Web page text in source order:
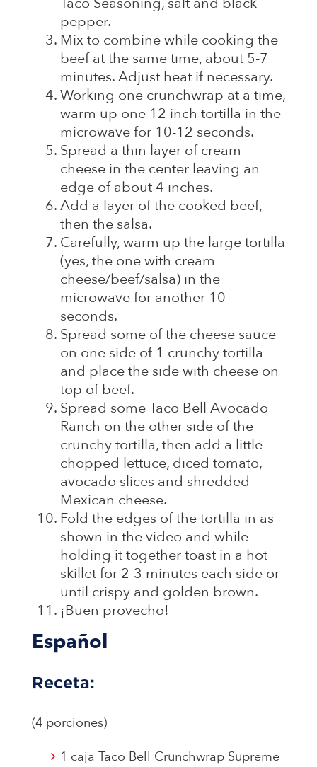
pepper.
Mix to combine while cooking the
beef at the same time, about 5-7
minutes. Adjust heat if necessary.
Working one crunchwrap at a time,
warm up one 12 inch tortilla in the
microwave for 10-12 seconds.
Spread a thin layer of cream
cheese in the center leaving an
edge of about 4 inches.
Add a layer of the cooked beef,
then the salsa.
Carefully, warm up the large tortilla
(yes, the one with cream
cheese/beef/salsa) in the
microwave for another 10
seconds.
Spread some of the cheese sauce
on one side of 1 crunchy tortilla
and place the side with cheese on
top of beef.
Spread some Taco Bell Avocado
Ranch on the other side of the
crunchy tortilla, then add a little
chopped lettuce, diced tomato,
avocado slices and shredded
Mexican cheese.
Fold the edges of the tortilla in as
shown in the video and while
holding it together toast in a hot
skillet for 2-3 minutes each side or
until crispy and golden brown.
¡Buen provecho!
Español
Receta:
(4 porciones)
1 caja Taco Bell Crunchwrap Supreme